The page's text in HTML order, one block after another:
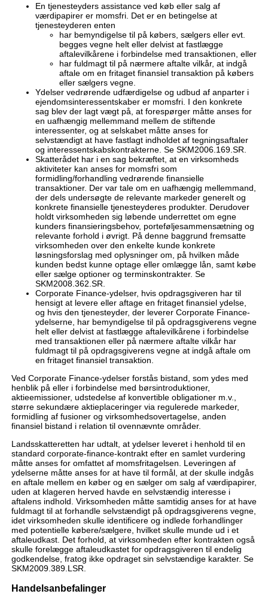
En tjenesteyders assistance ved køb eller salg af
værdipapirer er momsfri. Det er en betingelse at
tjenesteyderen enten
har bemyndigelse til på købers, sælgers eller evt.
begges vegne helt eller delvist at fastlægge
aftalevilkårene i forbindelse med transaktionen, eller
har fuldmagt til på nærmere aftalte vilkår, at indgå
aftale om en fritaget finansiel transaktion på købers
eller sælgers vegne.
Ydelser vedrørende udfærdigelse og udbud af anparter i
ejendomsinteressentskaber er momsfri. I den konkrete
sag blev der lagt vægt på, at forespørger måtte anses for
en uafhængig mellemmand mellem de stiftende
interessenter, og at selskabet måtte anses for
selvstændigt at have fastlagt indholdet af tegningsaftaler
og interessentskabskontrakterne. Se SKM2006.169.SR.
Skatterådet har i en sag bekræftet, at en virksomheds
aktiviteter kan anses for momsfri som
formidling/forhandling vedrørende finansielle
transaktioner. Der var tale om en uafhængig mellemmand,
der dels undersøgte de relevante markeder generelt og
konkrete finansielle tjenesteyderes produkter. Derudover
holdt virksomheden sig løbende underrettet om egne
kunders finansieringsbehov, porteføljesammensætning og
relevante forhold i øvrigt. På denne baggrund fremsatte
virksomheden over den enkelte kunde konkrete
løsningsforslag med oplysninger om, på hvilken måde
kunden bedst kunne optage eller omlægge lån, samt købe
eller sælge optioner og terminskontrakter. Se
SKM2008.362.SR.
Corporate Finance-ydelser, hvis opdragsgiveren har til
hensigt at levere eller aftage en fritaget finansiel ydelse,
og hvis den tjenesteyder, der leverer Corporate Finance-
ydelserne, har bemyndigelse til på opdragsgiverens vegne
helt eller delvist at fastlægge aftalevilkårene i forbindelse
med transaktionen eller på nærmere aftalte vilkår har
fuldmagt til på opdragsgiverens vegne at indgå aftale om
en fritaget finansiel transaktion.
Ved Corporate Finance-ydelser forstås bistand, som ydes med
henblik på eller i forbindelse med børsintroduktioner,
aktieemissioner, udstedelse af konvertible obligationer m.v.,
større sekundære aktieplaceringer via regulerede markeder,
formidling af fusioner og virksomhedsovertagelse, anden
finansiel bistand i relation til ovennævnte områder.
Landsskatteretten har udtalt, at ydelser leveret i henhold til en
standard corporate-finance-kontrakt efter en samlet vurdering
måtte anses for omfattet af momsfritagelsen. Leveringen af
ydelserne måtte anses for at have til formål, at der skulle indgås
en aftale mellem en køber og en sælger om salg af værdipapirer,
uden at klageren herved havde en selvstændig interesse i
aftalens indhold. Virksomheden måtte samtidig anses for at have
fuldmagt til at forhandle selvstændigt på opdragsgiverens vegne,
idet virksomheden skulle identificere og indlede forhandlinger
med potentielle købere/sælgere, hvilket skulle munde ud i et
aftaleudkast. Det forhold, at virksomheden efter kontrakten også
skulle forelægge aftaleudkastet for opdragsgiveren til endelig
godkendelse, fratog ikke opdraget sin selvstændige karakter. Se
SKM2009.389.LSR.
Handelsanbefalinger